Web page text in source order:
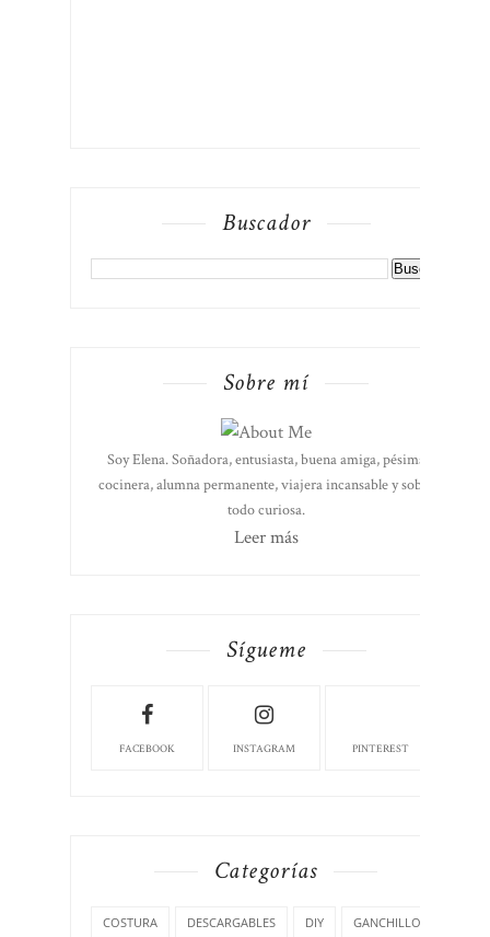
Buscador
Sobre mí
Soy Elena. Soñadora, entusiasta, buena amiga, pésima
cocinera, alumna permanente, viajera incansable y sobre
todo curiosa.
Leer más
Sígueme
FACEBOOK INSTAGRAM PINTEREST
Categorías
COSTURA DESCARGABLES DIY GANCHILLO